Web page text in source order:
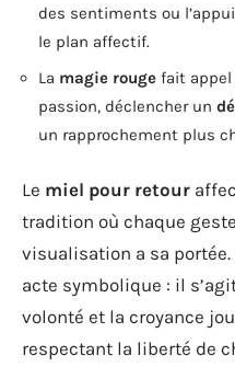
des sentiments ou
le plan affectif.
La magie rouge fait appel
passion, déclencher un
un rapprochement plus
Le miel pour retour
tradition où chaque
visualisation a sa portée.
acte symbolique : il
volonté et la croyance
respectant la liberté de